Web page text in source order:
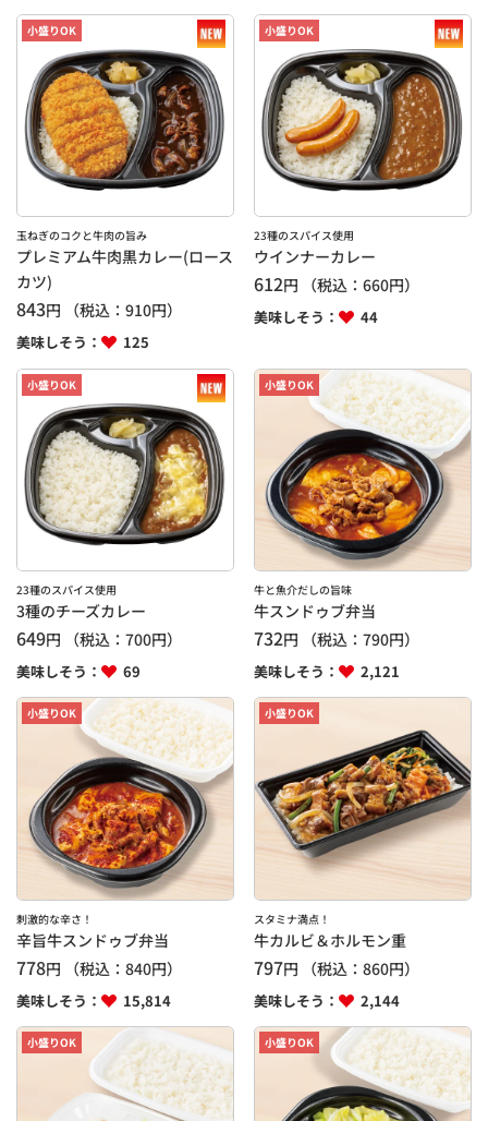
小盛りOK
玉ねぎのコクと牛肉の旨み
プレミアム牛肉黒カレー(ロース
カツ)
843円 （税込： 910円）
美味しそう： 125
小盛りOK
23種のスパイス使用
ウインナーカレー
612円 （税込：660円）
美味しそう： 44
小盛りOK
23種のスパイス使用
3種のチーズカレー
649円 （税込： 700円）
美味しそう： 69
小盛りOK
牛と魚介だしの旨味
牛スンドゥブ弁当
732円 （税込：790円）
美味しそう： 2,121
小盛りOK
刺激的な辛さ！
辛旨牛スンドゥブ弁当
778円 （税込： 840円）
美味しそう： 15,814
小盛りOK
スタミナ満点！
牛カルビ＆ホルモン重
797円 （税込：860円）
美味しそう： 2,144
小盛りOK 小盛りOK